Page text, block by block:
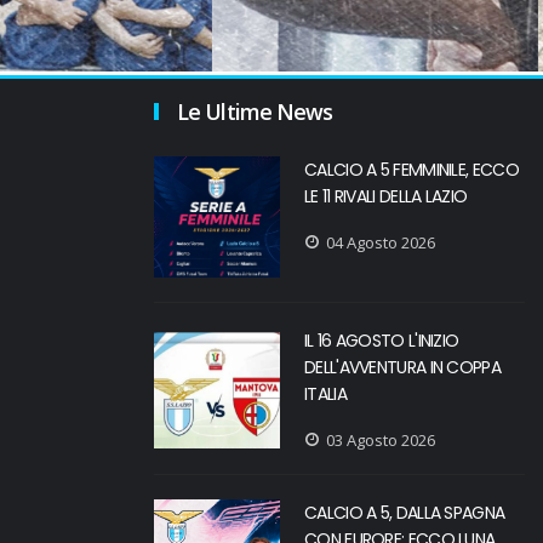
Le Ultime News
CALCIO A 5 FEMMINILE, ECCO
LE 11 RIVALI DELLA LAZIO
04 Agosto 2026
IL 16 AGOSTO L'INIZIO
DELL'AVVENTURA IN COPPA
ITALIA
03 Agosto 2026
CALCIO A 5, DALLA SPAGNA